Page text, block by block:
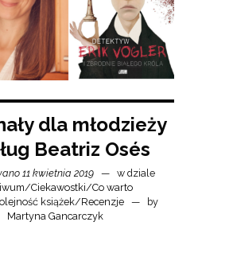
dla młodzieży
Beatriz Osés
11 kwietnia 2019
w dziale
/Ciekawostki/Co warto
książek/Recenzje
by
Martyna Gancarczyk